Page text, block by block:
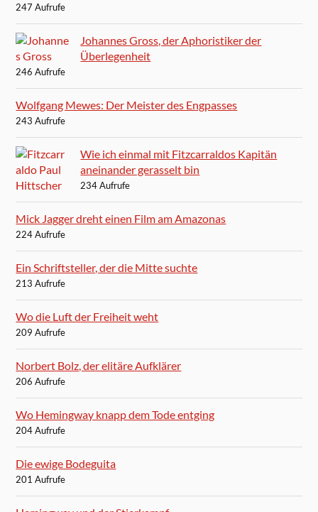
247 Aufrufe
Johannes Gross, der Aphoristiker der
Überlegenheit
246 Aufrufe
Wolfgang Mewes: Der Meister des Engpasses
243 Aufrufe
Wie ich einmal mit Fitzcarraldos Kapitän
aneinander gerasselt bin
234 Aufrufe
Mick Jagger dreht einen Film am Amazonas
224 Aufrufe
Ein Schriftsteller, der die Mitte suchte
213 Aufrufe
Wo die Luft der Freiheit weht
209 Aufrufe
Norbert Bolz, der elitäre Aufklärer
206 Aufrufe
Wo Hemingway knapp dem Tode entging
204 Aufrufe
Die ewige Bodeguita
201 Aufrufe